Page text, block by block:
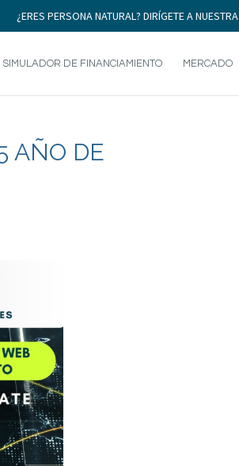
¿ERES PERSONA NATURAL? DIRÍGETE A NUESTRA
SIMULADOR DE FINANCIAMIENTO MERCADO
AÑO DE